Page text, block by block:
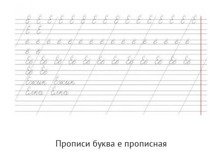
Прописи буква е прописная